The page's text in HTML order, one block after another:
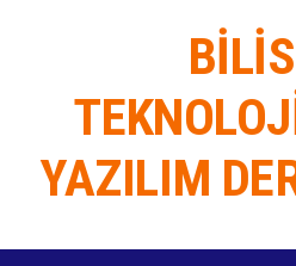
YAZILIM